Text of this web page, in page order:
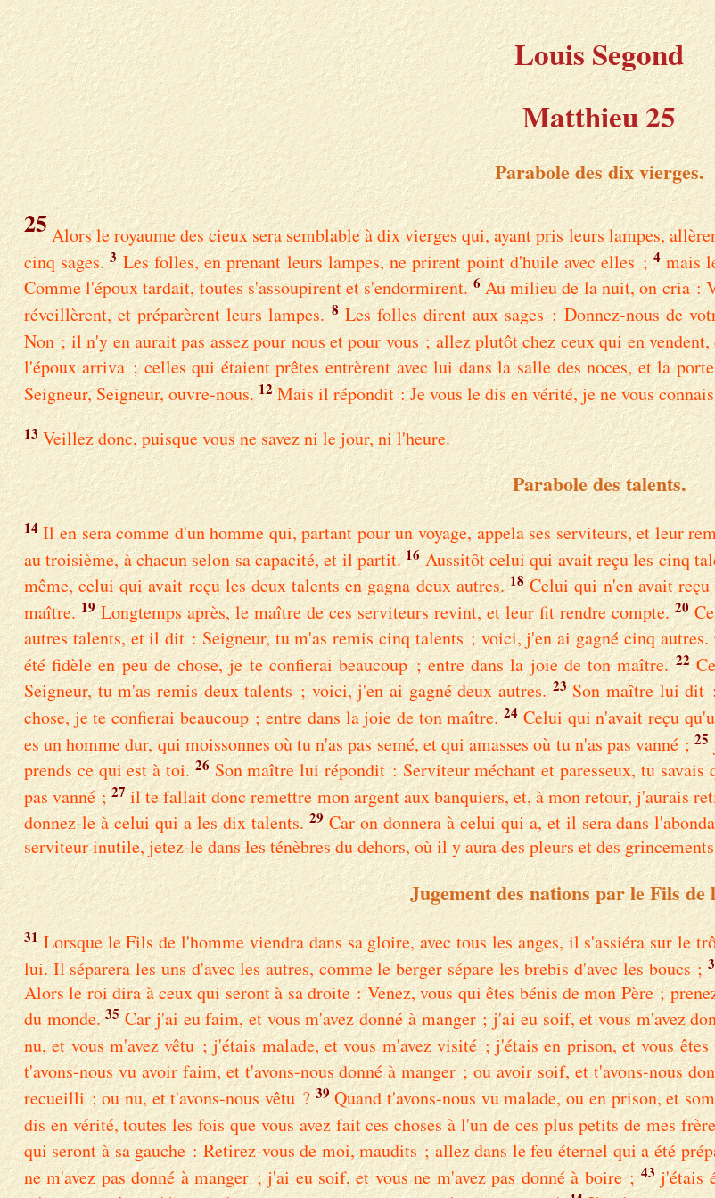
Louis Segond
Matthieu 25
Parabole des dix vierges.
25Alors le royaume des cieux sera semblable à dix vierges qui, ayant pris leurs lampes,
cinq sages. 3 Les folles, en prenant leurs lampes, ne prirent point d'huile avec elles ; 4 mais
Comme l'époux tardait, toutes s'assoupirent et s'endormirent. 6 Au milieu de la nuit, on cria :
réveillèrent, et préparèrent leurs lampes. 8 Les folles dirent aux sages : Donnez-nous de
Non ; il n'y en aurait pas assez pour nous et pour vous ; allez plutôt chez ceux qui en vendent,
l'époux arriva ; celles qui étaient prêtes entrèrent avec lui dans la salle des noces, et la
Seigneur, Seigneur, ouvre-nous. 12 Mais il répondit : Je vous le dis en vérité, je ne vous
13 Veillez donc, puisque vous ne savez ni le jour, ni l'heure.
Parabole des talents.
14 Il en sera comme d'un homme qui, partant pour un voyage, appela ses serviteurs, et leur
au troisième, à chacun selon sa capacité, et il partit. 16 Aussitôt celui qui avait reçu les cinq
même, celui qui avait reçu les deux talents en gagna deux autres. 18 Celui qui n'en avait
maître. 19 Longtemps après, le maître de ces serviteurs revint, et leur fit rendre compte. 20
autres talents, et il dit : Seigneur, tu m'as remis cinq talents ; voici, j'en ai gagné cinq autres.
été fidèle en peu de chose, je te confierai beaucoup ; entre dans la joie de ton maître. 22
Seigneur, tu m'as remis deux talents ; voici, j'en ai gagné deux autres. 23 Son maître lui dit
chose, je te confierai beaucoup ; entre dans la joie de ton maître. 24 Celui qui n'avait reçu
es un homme dur, qui moissonnes où tu n'as pas semé, et qui amasses où tu n'as pas vanné ; 25
prends ce qui est à toi. 26 Son maître lui répondit : Serviteur méchant et paresseux, tu
pas vanné ; 27 il te fallait donc remettre mon argent aux banquiers, et, à mon retour, j'aurais
donnez-le à celui qui a les dix talents. 29 Car on donnera à celui qui a, et il sera dans
serviteur inutile, jetez-le dans les ténèbres du dehors, où il y aura des pleurs et des
Jugement des nations par le Fils de
31 Lorsque le Fils de l'homme viendra dans sa gloire, avec tous les anges, il s'assiéra sur le
lui. Il séparera les uns d'avec les autres, comme le berger sépare les brebis d'avec les boucs ;
Alors le roi dira à ceux qui seront à sa droite : Venez, vous qui êtes bénis de mon Père ;
du monde. 35 Car j'ai eu faim, et vous m'avez donné à manger ; j'ai eu soif, et vous m'avez
nu, et vous m'avez vêtu ; j'étais malade, et vous m'avez visité ; j'étais en prison, et vous êtes
t'avons-nous vu avoir faim, et t'avons-nous donné à manger ; ou avoir soif, et t'avons-nous
recueilli ; ou nu, et t'avons-nous vêtu ? 39 Quand t'avons-nous vu malade, ou en prison, et
dis en vérité, toutes les fois que vous avez fait ces choses à l'un de ces plus petits de mes
qui seront à sa gauche : Retirez-vous de moi, maudits ; allez dans le feu éternel qui a été
ne m'avez pas donné à manger ; j'ai eu soif, et vous ne m'avez pas donné à boire ; 43 j'étais